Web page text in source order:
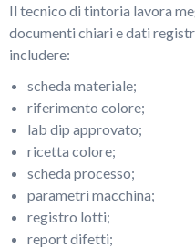
Il tecnico di tintoria lavora
documenti chiari e dati
includere:
scheda materiale;
riferimento colore;
lab dip approvato;
ricetta colore;
scheda processo;
parametri macchina;
registro lotti;
report difetti;